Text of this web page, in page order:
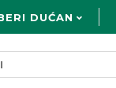
DUĆAN